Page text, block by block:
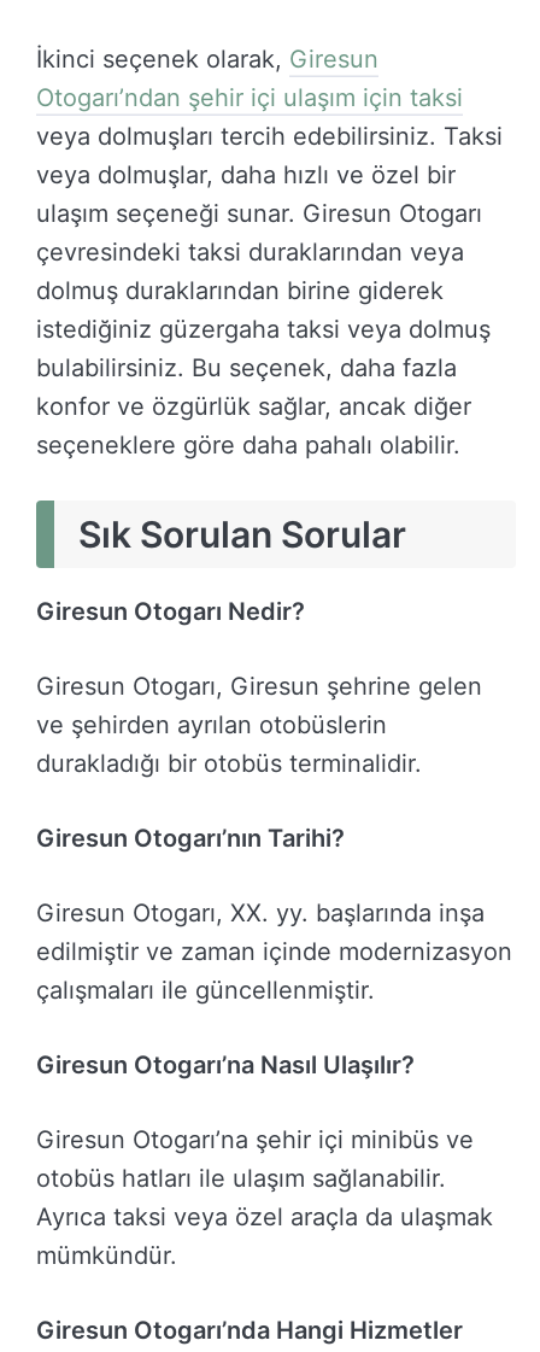
İkinci seçenek olarak, Giresun
Otogarı’ndan şehir içi ulaşım için taksi
veya dolmuşları tercih edebilirsiniz. Taksi
veya dolmuşlar, daha hızlı ve özel bir
ulaşım seçeneği sunar. Giresun Otogarı
çevresindeki taksi duraklarından veya
dolmuş duraklarından birine giderek
istediğiniz güzergaha taksi veya dolmuş
bulabilirsiniz. Bu seçenek, daha fazla
konfor ve özgürlük sağlar, ancak diğer
seçeneklere göre daha pahalı olabilir.
Sık Sorulan Sorular
Giresun Otogarı Nedir?
Giresun Otogarı, Giresun şehrine gelen
ve şehirden ayrılan otobüslerin
durakladığı bir otobüs terminalidir.
Giresun Otogarı’nın Tarihi?
Giresun Otogarı, XX. yy. başlarında inşa
edilmiştir ve zaman içinde modernizasyon
çalışmaları ile güncellenmiştir.
Giresun Otogarı’na Nasıl Ulaşılır?
Giresun Otogarı’na şehir içi minibüs ve
otobüs hatları ile ulaşım sağlanabilir.
Ayrıca taksi veya özel araçla da ulaşmak
mümkündür.
Giresun Otogarı’nda Hangi Hizmetler